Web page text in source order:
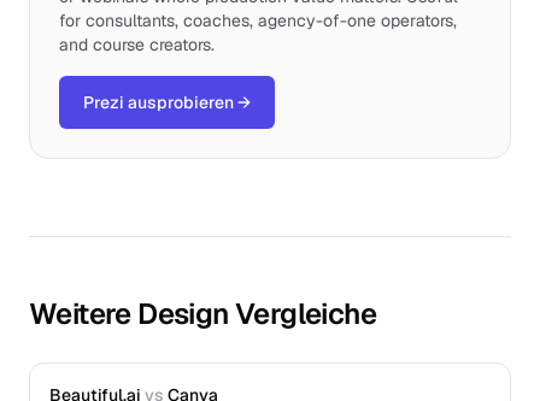
for consultants, coaches, agency-of-one operators,
and course creators.
Prezi ausprobieren→
Weitere Design Vergleiche
Beautiful.ai vs Canva